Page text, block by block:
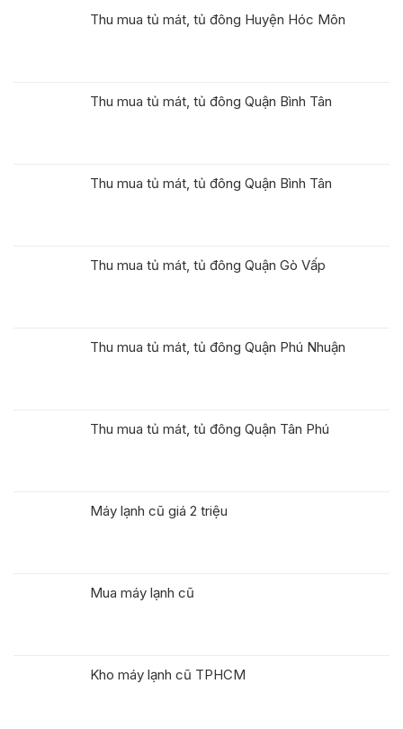
Thu mua tủ mát, tủ đông Huyện Hóc Môn
Thu mua tủ mát, tủ đông Quận Bình Tân
Thu mua tủ mát, tủ đông Quận Bình Tân
Thu mua tủ mát, tủ đông Quận Gò Vấp
Thu mua tủ mát, tủ đông Quận Phú Nhuận
Thu mua tủ mát, tủ đông Quận Tân Phú
Máy lạnh cũ giá 2 triệu
Mua máy lạnh cũ
Kho máy lạnh cũ TPHCM